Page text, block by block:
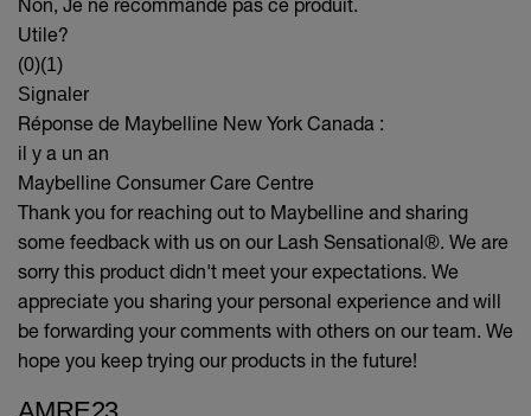
Utile?
(0)(1)
Signaler
Réponse de Maybelline New York Canada :
il y a un an
Maybelline Consumer Care Centre
Thank you for reaching out to Maybelline and sharing
some feedback with us on our Lash Sensational®. We are
sorry this product didn't meet your expectations. We
appreciate you sharing your personal experience and will
be forwarding your comments with others on our team. We
hope you keep trying our products in the future!